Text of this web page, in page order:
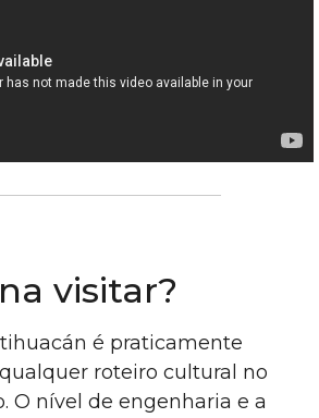
visitar?
é praticamente
roteiro cultural no
O nível de engenharia e a